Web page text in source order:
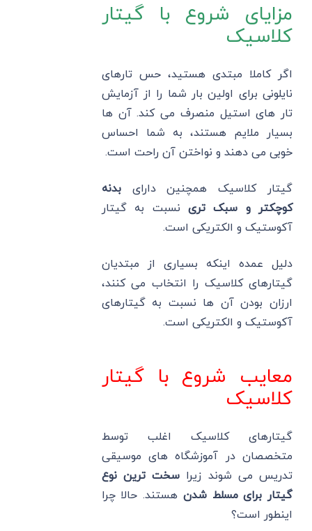
مزایای شروع با گیتار
کلاسیک
اگر کاملا مبتدی هستید، حس تارهای
نایلونی برای اولین بار شما را از آزمایش
تار های استیل منصرف می کند. آن ها
بسیار ملایم هستند، به شما احساس
خوبی می دهند و نواختن آن راحت است.
گیتار کلاسیک همچنین دارایبدنه
کوچکتر و سبک تری نسبت به گیتار
آکوستیک و الکتریکی است.
دلیل عمده اینکه بسیاری از مبتدیان
گیتارهای کلاسیک را انتخاب می کنند،
ارزان بودن آن ها نسبت به گیتارهای
آکوستیک و الکتریکی است.
معایب شروع با گیتار
کلاسیک
گیتارهای کلاسیک اغلب توسط
متخصصان در آموزشگاه های موسیقی
تدریس می شوند زیرا سخت ترین نوع
گیتار برای مسلط شدن هستند. حالا چرا
اینطور است؟